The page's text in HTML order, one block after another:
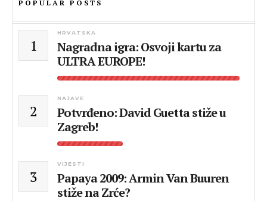
POPULAR POSTS
1
HRVATSKA
Nagradna igra: Osvoji kartu za
ULTRA EUROPE!
2
NAJAVE
Potvrđeno: David Guetta stiže u
Zagreb!
3
VIJESTI
Papaya 2009: Armin Van Buuren
stiže na Zrće?